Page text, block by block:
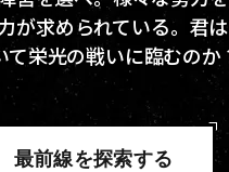
が求められている。君
て栄光の戦いに臨むのか
最前線を探索する